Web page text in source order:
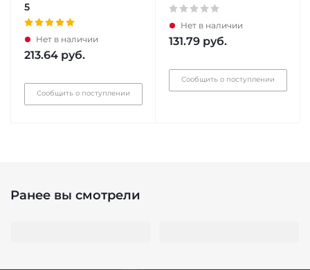
5
Нет в наличии
213.64 руб.
Сообщить о поступлении
Нет в наличии
131.79 руб.
Сообщить о поступлении
Ранее вы смотрели